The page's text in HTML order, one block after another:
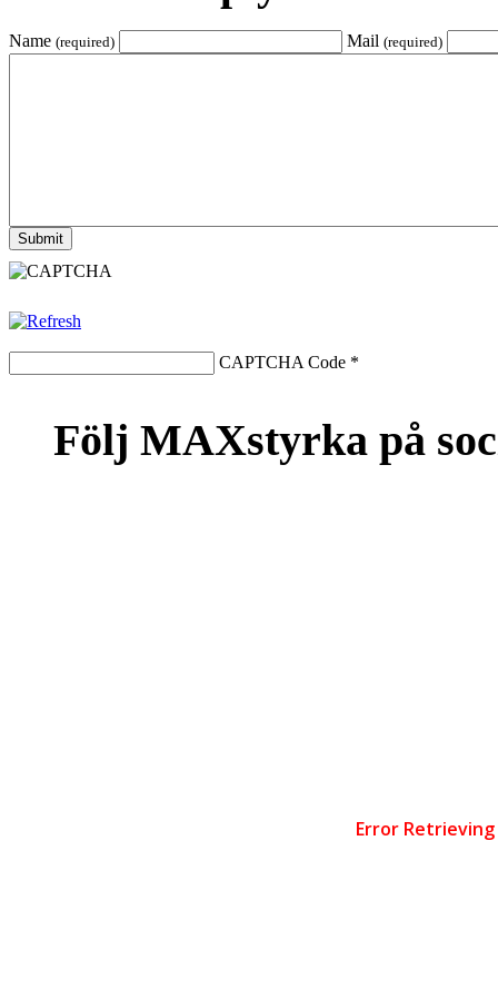
Name (required) Mail (required)
CAPTCHA Code *
Följ MAXstyrka på